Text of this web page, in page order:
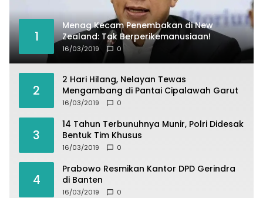
1
Menag Kecam Penembakan di New
Zealand: Tak Berperikemanusiaan!
16/03/2019 0
2
2 Hari Hilang, Nelayan Tewas
Mengambang di Pantai Cipalawah Garut
16/03/2019 0
3
14 Tahun Terbunuhnya Munir, Polri Didesak
Bentuk Tim Khusus
16/03/2019 0
4
Prabowo Resmikan Kantor DPD Gerindra
di Banten
16/03/2019 0